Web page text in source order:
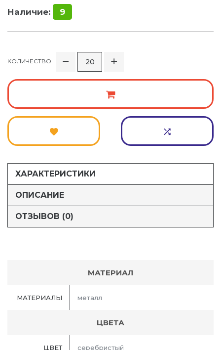
Наличие: 9
КОЛИЧЕСТВО
ХАРАКТЕРИСТИКИ
ОПИСАНИЕ
ОТЗЫВОВ (0)
МАТЕРИАЛ
МАТЕРИАЛЫ металл
ЦВЕТА
ЦВЕТ серебристый